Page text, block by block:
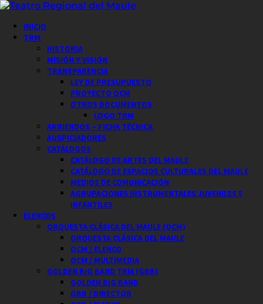
Saltar
contenido
Menú
principal
INICIO
TRM
HISTORIA
MISIÓN Y VISIÓN
TRANSPARENCIA
LEY DE PRESUPUESTO
PROYECTO OCM
OTROS DOCUMENTOS
LOGO TRM
ARRIENDOS – FICHA TÉCNICA
AUSPICIADORES
CATÁLOGOS
CATÁLOGO DE ARTES DEL MAULE
CATÁLOGO DE ESPACIOS CULTURALES DEL MAULE
MEDIOS DE COMUNICACIÓN
AGRUPACIONES INSTRUMENTALES JUVENILES E
INFANTILES
ELENCOS
ORQUESTA CLÁSICA DEL MAULE (OCM)
ORQUESTA CLÁSICA DEL MAULE
OCM / ELENCO
OCM / MULTIMEDIA
GOLDEN BIG BAND TRM (GBB)
GOLDEN BIG BAND
GBB / DIRECTOR